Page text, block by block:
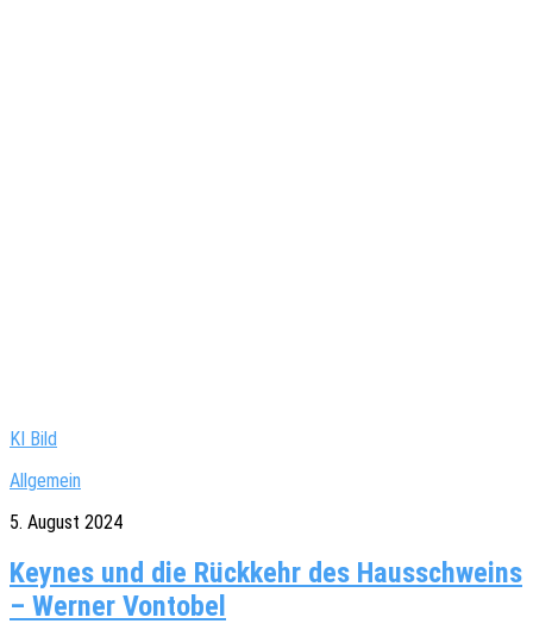
KI Bild
Allgemein
5. August 2024
Keynes und die Rückkehr des Hausschweins
– Werner Vontobel